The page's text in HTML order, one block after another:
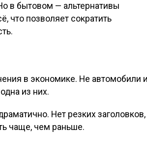
в бытовом — альтернативы
что позволяет сократить
в экономике. Не автомобили
из них.
Нет резких заголовков,
чаще, чем раньше.